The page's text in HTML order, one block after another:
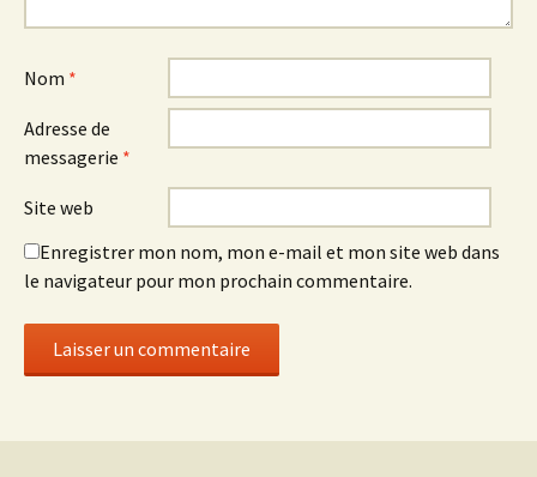
Nom *
Adresse de
messagerie *
Site web
Enregistrer mon nom, mon e-mail et mon site web dans
le navigateur pour mon prochain commentaire.